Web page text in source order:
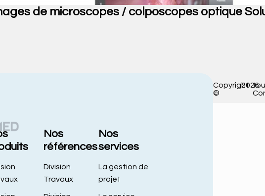
de microscopes / colposcopes optique
Nos
références
Division
Travaux
Nos
services
La gestion de
projet
Copyright
©
2026